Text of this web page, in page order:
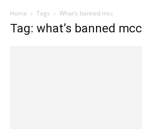
Home Tags What’s banned mcc
Tag: what’s banned mcc